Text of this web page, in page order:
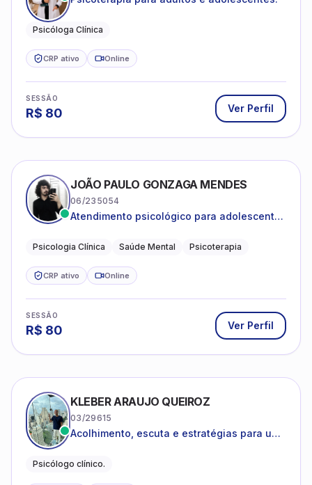
Psicóloga Clínica
CRP ativo Online
SESSÃO
R$ 80 Ver Perfil
JOÃO PAULO GONZAGA MENDES
06/235054
Atendimento psicológico para adolescentes
depressão e autoestima.
Psicologia Clínica Saúde Mental Psicoterapia
CRP ativo Online
SESSÃO
R$ 80 Ver Perfil
KLEBER ARAUJO QUEIROZ
03/29615
Acolhimento, escuta e estratégias para uma
Psicólogo clínico.